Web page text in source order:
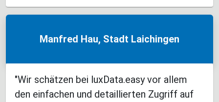
Manfred Hau, Stadt Laichingen
"Wir schätzen bei luxData.easy vor allem
den einfachen und detaillierten Zugriff auf